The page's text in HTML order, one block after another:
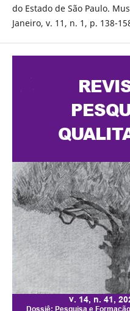
do Estado de São Paulo.
Janeiro, v. 11, n. 1, p. 138-